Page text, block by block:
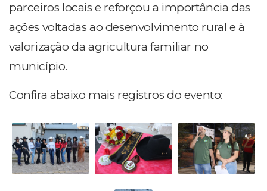
parceiros locais e reforçou a importância das
ações voltadas ao desenvolvimento rural e à
valorização da agricultura familiar no
município.
Confira abaixo mais registros do evento: